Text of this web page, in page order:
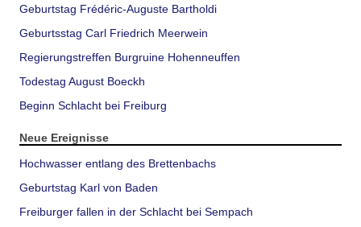
Geburtstag Frédéric-Auguste Bartholdi
Geburtsstag Carl Friedrich Meerwein
Regierungstreffen Burgruine Hohenneuffen
Todestag August Boeckh
Beginn Schlacht bei Freiburg
Neue Ereignisse
Hochwasser entlang des Brettenbachs
Geburtstag Karl von Baden
Freiburger fallen in der Schlacht bei Sempach